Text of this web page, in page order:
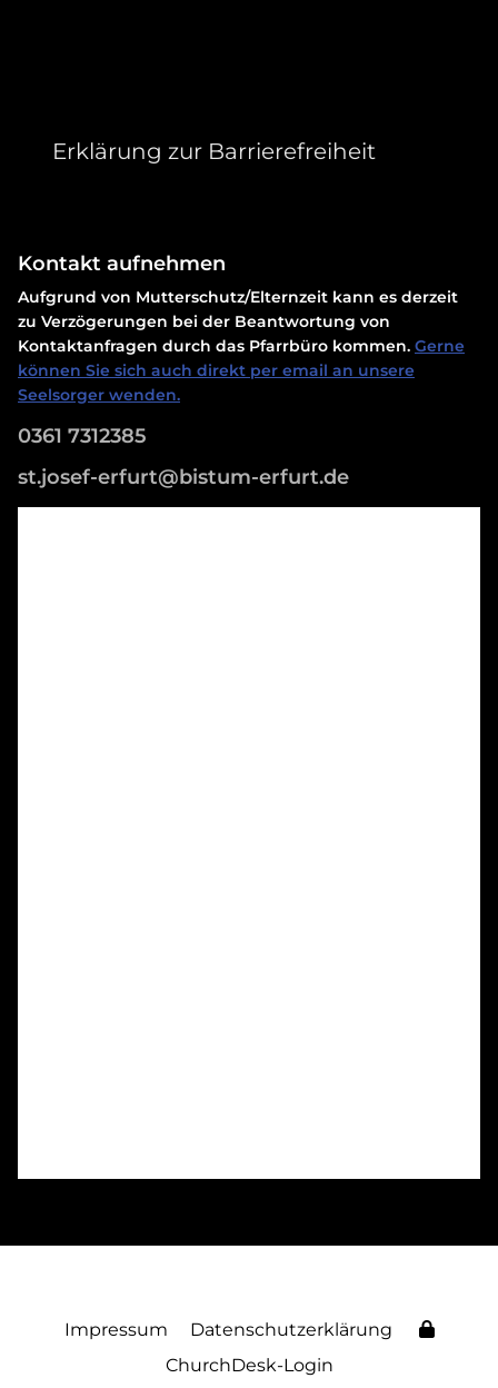
Erklärung zur Barrierefreiheit
Kontakt aufnehmen
Aufgrund von Mutterschutz/Elternzeit kann es derzeit
zu Verzögerungen bei der Beantwortung von
Kontaktanfragen durch das Pfarrbüro kommen. Gerne
können Sie sich auch direkt per email an unsere
Seelsorger wenden.
0361 7312385
st.josef-erfurt@bistum-erfurt.de
Impressum
Datenschutzerklärung
ChurchDesk-Login